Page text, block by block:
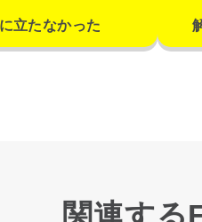
立たなかった
関連する